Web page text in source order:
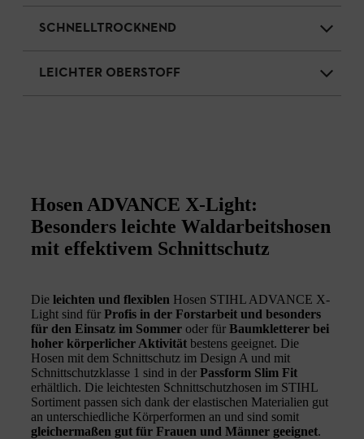
SCHNELLTROCKNEND
LEICHTER OBERSTOFF
Hosen ADVANCE X-Light:
Besonders leichte Waldarbeitshosen
mit effektivem Schnittschutz
Die leichten und flexiblen Hosen STIHL ADVANCE X-
Light sind für Profis in der Forstarbeit und besonders
für den Einsatz im Sommer oder für Baumkletterer bei
hoher körperlicher Aktivität bestens geeignet. Die
Hosen mit dem Schnittschutz im Design A und mit
Schnittschutzklasse 1 sind in der Passform Slim Fit
erhältlich. Die leichtesten Schnittschutzhosen im STIHL
Sortiment passen sich dank der elastischen Materialien gut
an unterschiedliche Körperformen an und sind somit
gleichermaßen gut für Frauen und Männer geeignet.